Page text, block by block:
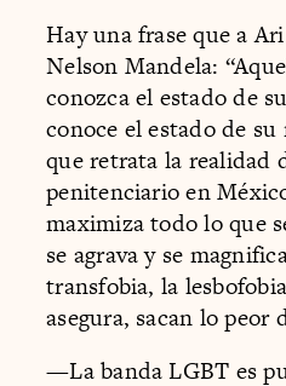
Hay una frase que a
Nelson Mandela:
conozca el estado de
conoce el estado de su
que retrata la realidad
penitenciario en
maximiza todo lo que
se agrava y se
transfobia, la
asegura, sacan lo peor
—La banda LGBT es